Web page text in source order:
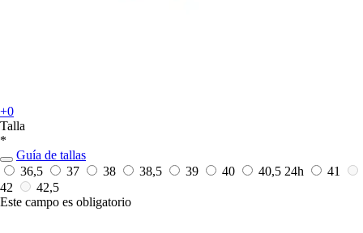
+0
Talla
*
Guía de tallas
36,5
37 38 38,5 39 40 40,5 24h
41
42
42,5
Este campo es obligatorio